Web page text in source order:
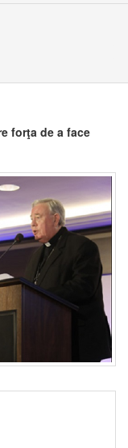
forţa de a face